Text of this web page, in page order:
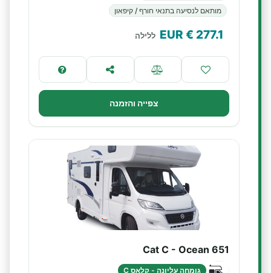
מותאם לנסיעה בתנאי חורף / קיפאון
277.1
€ EUR ללילה
צפייה והזמנה
Cat C - Ocean 651
גומחה עליונה - קלאס C